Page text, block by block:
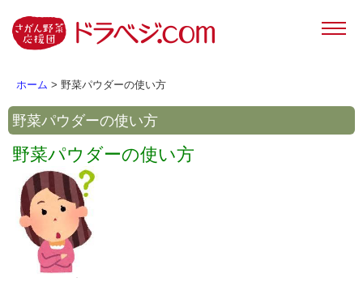
ホーム > 野菜パウダーの使い方
野菜パウダーの使い方
野菜パウダーの使い方